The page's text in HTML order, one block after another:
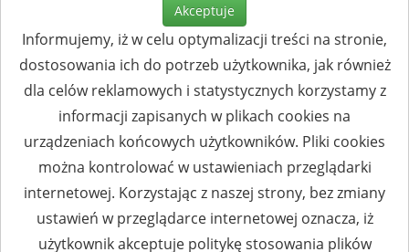
Akceptuje
Informujemy, iż w celu optymalizacji treści na stronie,
dostosowania ich do potrzeb użytkownika, jak również
dla celów reklamowych i statystycznych korzystamy z
informacji zapisanych w plikach cookies na
urządzeniach końcowych użytkowników. Pliki cookies
można kontrolować w ustawieniach przeglądarki
internetowej. Korzystając z naszej strony, bez zmiany
ustawień w przeglądarce internetowej oznacza, iż
użytkownik akceptuje politykę stosowania plików